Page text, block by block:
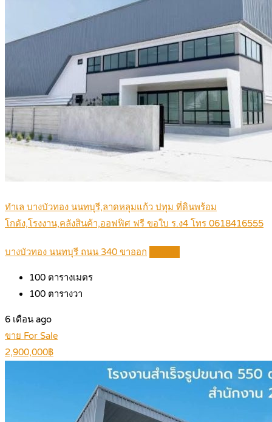
ทำเล บางบัวทอง นนทบุรี,ลาดหลุมแก้ว ปทุม ที่ดินพร้อม
โกดัง,โรงงาน,คลังสินค้า,ออฟฟิศ ฟรี ขอใบ ร.ง4 โทร 0618416555
บางบัวทอง นนทบุรี ถนน 340 ขาออก
100 ตารางเมตร
100 ตารางวา
6 เดือน ago
ขาย For Sale
2,900,000฿